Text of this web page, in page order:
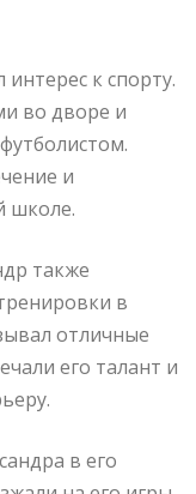
к спорту.
во дворе и
и
школе.
также
в
отличные
его талант и
в его